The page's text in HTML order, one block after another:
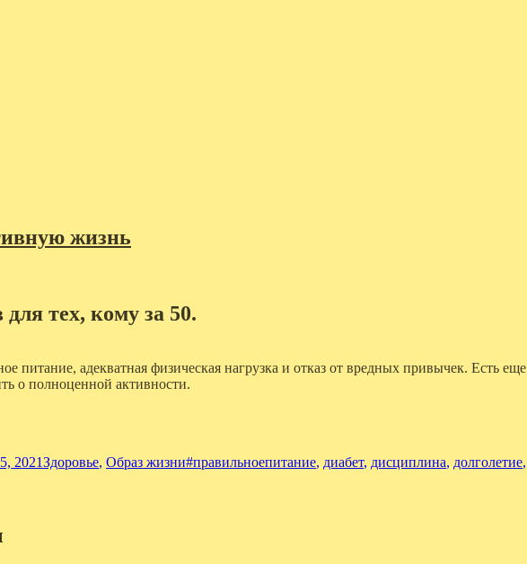
жизнь
тех, кому за 50.
питание, адекватная физическая нагрузка и отказ от вредных привычек. Есть еще
о полноценной активности.
2021Здоровье, Образ жизни#правильноепитание, диабет, дисциплина, долголетие,